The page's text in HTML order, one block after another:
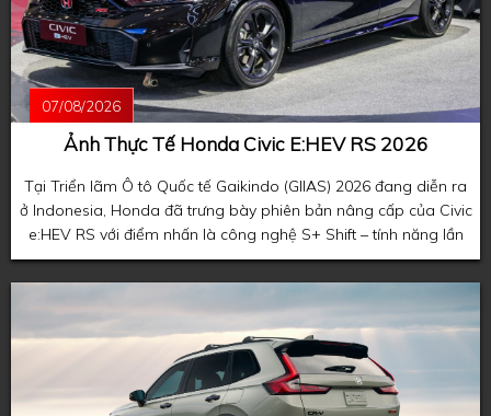
07/08/2026
Ảnh Thực Tế Honda Civic E:HEV RS 2026
Tại Triển lãm Ô tô Quốc tế Gaikindo (GIIAS) 2026 đang diễn ra
ở Indonesia, Honda đã trưng bày phiên bản nâng cấp của Civic
e:HEV RS với điểm nhấn là công nghệ S+ Shift – tính năng lần
đầu xuất hiện trên mẫu coupe thể thao Honda Prelude thế hệ
mới.